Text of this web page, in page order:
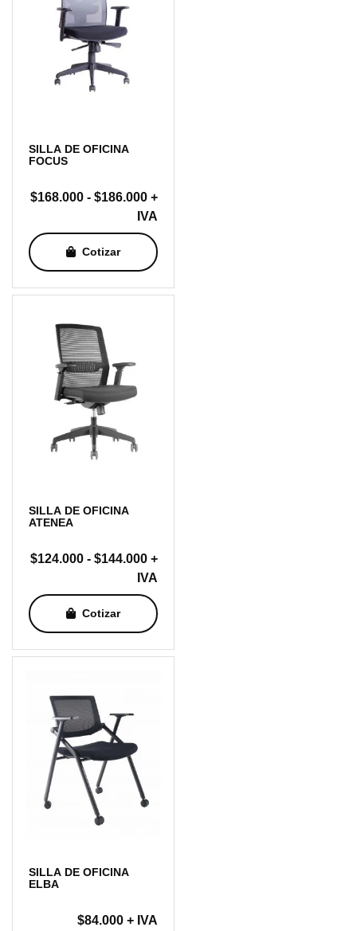
SILLA DE OFICINA
FOCUS
$168.000 - $186.000Rango
de
precios:
desde
$168.000
hasta
+
IVA
Cotizar
SILLA DE OFICINA
ATENEA
$124.000 - $144.000Rango
de
precios:
desde
$124.000
hasta
+
IVA
Cotizar
SILLA DE OFICINA
ELBA
$84.000 + IVA